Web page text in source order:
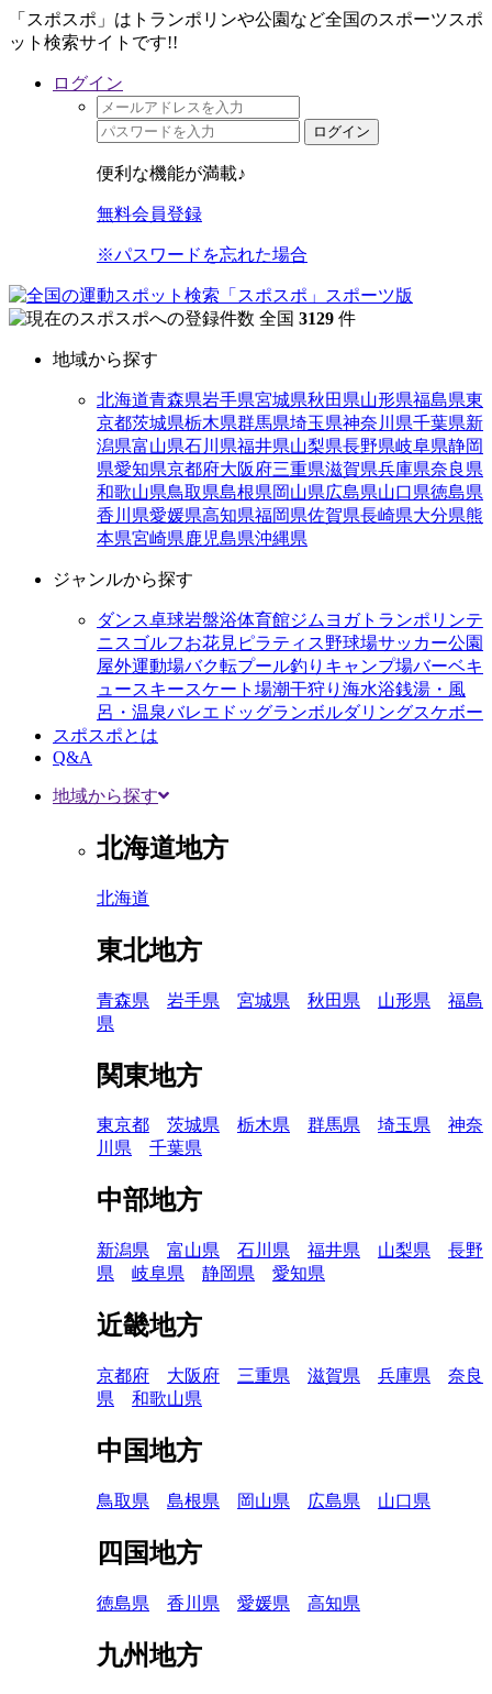
「スポスポ」はトランポリンや公園など全国のスポーツスポ
ット検索サイトです!!
ログイン
ログイン
便利な機能が満載♪
無料会員登録
※パスワードを忘れた場合
全国 3129 件
地域から探す
北海道青森県岩手県宮城県秋田県山形県福島県東
京都茨城県栃木県群馬県埼玉県神奈川県千葉県新
潟県富山県石川県福井県山梨県長野県岐阜県静岡
県愛知県京都府大阪府三重県滋賀県兵庫県奈良県
和歌山県鳥取県島根県岡山県広島県山口県徳島県
香川県愛媛県高知県福岡県佐賀県長崎県大分県熊
本県宮崎県鹿児島県沖縄県
ジャンルから探す
ダンス卓球岩盤浴体育館ジム ヨガトランポリンテ
ニス ゴルフお花見 ピラティス野球場サッカー公園
屋外運動場バク転プール釣り キャンプ場バーベキ
ュースキースケート場潮干狩り 海水浴銭湯・風
呂・温泉バレエ ドッグランボルダリングスケボー
スポスポとは
Q&A
地域から探す
北海道地方
北海道
東北地方
青森県 岩手県 宮城県 秋田県 山形県
福島
県
関東地方
東京都 茨城県 栃木県 群馬県 埼玉県
神奈
川県
千葉県
中部地方
新潟県 富山県 石川県 福井県 山梨県
長野
県
岐阜県 静岡県 愛知県
近畿地方
京都府 大阪府 三重県 滋賀県 兵庫県
奈良
県
和歌山県
中国地方
鳥取県 島根県 岡山県 広島県 山口県
四国地方
徳島県 香川県 愛媛県 高知県
九州地方